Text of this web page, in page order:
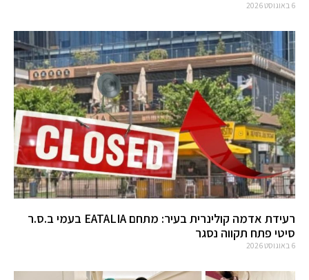
6 באוגוסט 2026
רעידת אדמה קולינרית בעיר: מתחם EATALIA בעמי ב.ס.ר
סיטי פתח תקווה נסגר
6 באוגוסט 2026